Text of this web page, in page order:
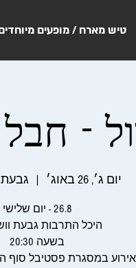
טיש מארח / מופעים
חבל יבנה
יום ג׳, 26 באוג׳
  |
גבעת